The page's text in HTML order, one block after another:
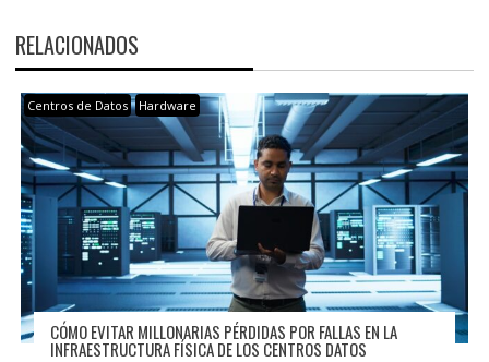
RELACIONADOS
Centros de Datos Hardware
CÓMO EVITAR MILLONARIAS PÉRDIDAS POR FALLAS EN LA
INFRAESTRUCTURA FÍSICA DE LOS CENTROS DATOS